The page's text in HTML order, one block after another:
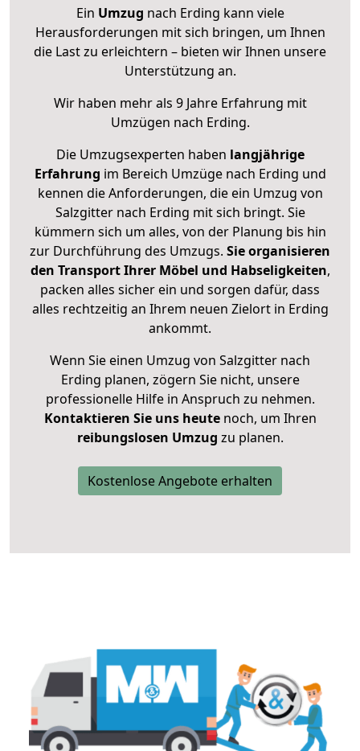
Ein Umzug nach Erding kann viele
Herausforderungen mit sich bringen, um Ihnen
die Last zu erleichtern – bieten wir Ihnen unsere
Unterstützung an.
Wir haben mehr als 9 Jahre Erfahrung mit
Umzügen nach Erding.
Die Umzugsexperten haben langjährige
Erfahrung im Bereich Umzüge nach Erding und
kennen die Anforderungen, die ein Umzug von
Salzgitter nach Erding mit sich bringt. Sie
kümmern sich um alles, von der Planung bis hin
zur Durchführung des Umzugs. Sie organisieren
den Transport Ihrer Möbel und Habseligkeiten,
packen alles sicher ein und sorgen dafür, dass
alles rechtzeitig an Ihrem neuen Zielort in Erding
ankommt.
Wenn Sie einen Umzug von Salzgitter nach
Erding planen, zögern Sie nicht, unsere
professionelle Hilfe in Anspruch zu nehmen.
Kontaktieren Sie uns heutenoch, um Ihren
reibungslosen Umzug zu planen.
Kostenlose Angebote erhalten